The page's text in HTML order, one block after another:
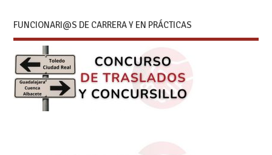
FUNCIONARI@S DE CARRERA Y EN PRÁCTICAS